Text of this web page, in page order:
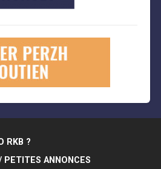
RKB ?
PETITES ANNONCES